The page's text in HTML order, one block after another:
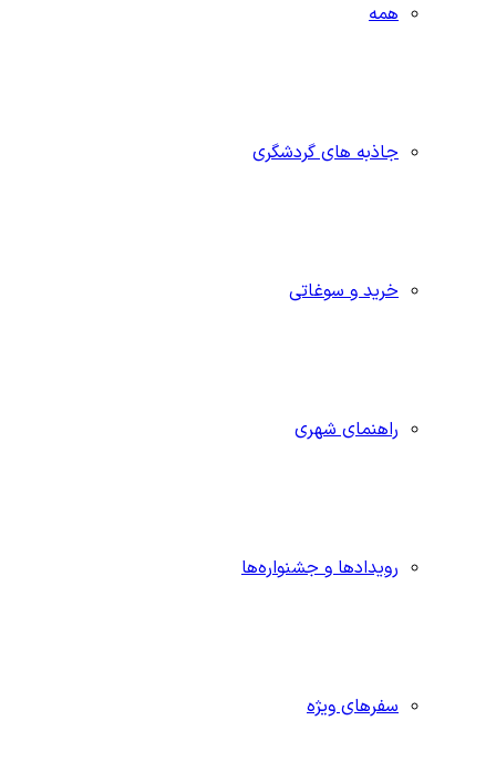
همه
جاذبه‌ های گردشگری
خرید و سوغاتی
راهنمای شهری
رویدادها و جشنواره‌ها
سفرهای ویژه